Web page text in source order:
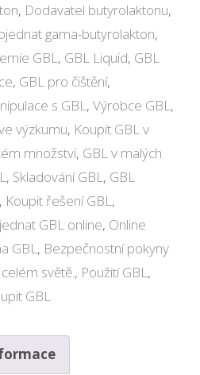
, Dodavatel butyrolaktonu,
gama-butyrolakton,
GBL, GBL Liquid, GBL
, GBL pro čištění,
s GBL, Výrobce GBL,
výzkumu, Koupit GBL v
množství, GBL v malých
, Skladování GBL, GBL
, Koupit řešení GBL,
GBL online, Online
GBL, Bezpečnostní pokyny
světě., Použití GBL,
GBL